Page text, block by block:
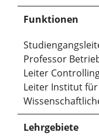
Funktionen
Professor
Leiter
Leiter Institut für
Lehrgebiete